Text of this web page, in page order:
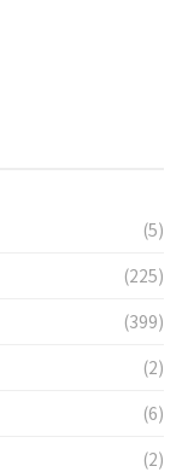
(5)
(225)
(399)
(2)
(6)
(2)